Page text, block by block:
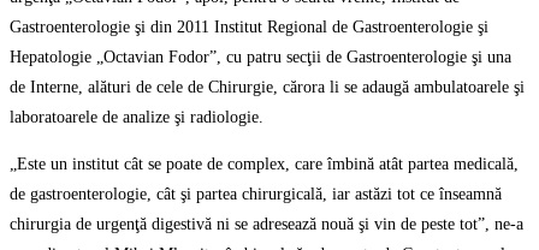
Gastroenterologie şi din 2011 Institut Regional de Gastroenterologie şi
Hepatologie „Octavian Fodor”, cu patru secţii de Gastroenterologie şi una
de Interne, alături de cele de Chirurgie, cărora li se adaugă ambulatoarele şi
laboratoarele de analize şi radiologie.
„Este un institut cât se poate de complex, care îmbină atât partea medicală,
de gastroenterologie, cât şi partea chirurgicală, iar astăzi tot ce înseamnă
chirurgia de urgenţă digestivă ni se adresează nouă şi vin de peste tot”, ne-a